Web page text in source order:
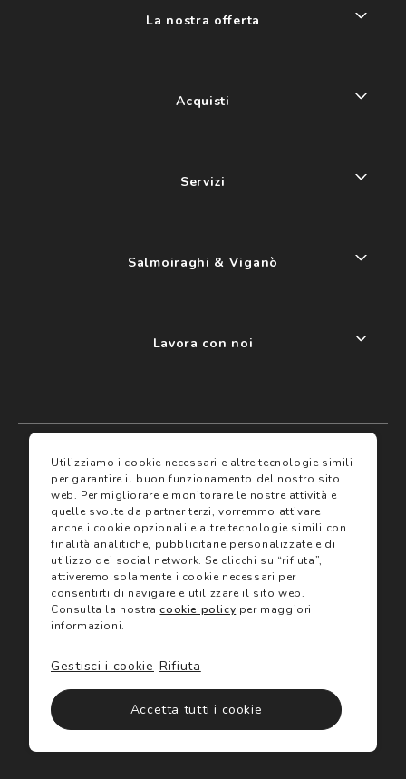
I miei preferiti
Assicurazioni
Servizi
Trova negozio
Gift Card
La nostra offerta
Acquisti
Servizi
Salmoiraghi & Viganò
Lavora con noi
Termini e condizioni
Termini di vendita
Avvertenze e informazioni di sicurezza sui prodotti
Informativa sulla Privacy
Utilizzo dei cookie
Utilizziamo i cookie necessari e altre tecnologie simili
per garantire il buon funzionamento del nostro sito
web. Per migliorare e monitorare le nostre attività e
quelle svolte da partner terzi, vorremmo attivare
anche i cookie opzionali e altre tecnologie simili con
finalità analitiche, pubblicitarie personalizzate e di
utilizzo dei social network. Se clicchi su “rifiuta”,
attiveremo solamente i cookie necessari per
consentirti di navigare e utilizzare il sito web.
Consulta la nostracookie policy per maggiori
informazioni.
Accetta tutti i cookie
Rifiuta
Gestisci i cookie